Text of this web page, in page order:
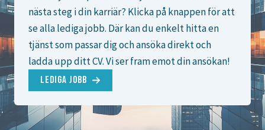
nästa steg i din karriär? Klicka på knappen för att
se alla lediga jobb. Där kan du enkelt hitta en
tjänst som passar dig och ansöka direkt och
ladda upp ditt CV. Vi ser fram emot din ansökan!
LEDIGA JOBB